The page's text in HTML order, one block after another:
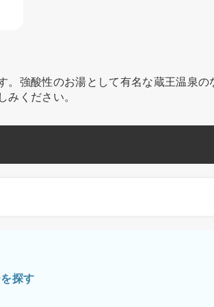
強酸性のお湯として有名な蔵王温泉の
ください。
探す